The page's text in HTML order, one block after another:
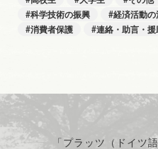
科学技術の振興
経済活動の
消費者保護
連絡・助言・援
「プラッツ（ドイツ